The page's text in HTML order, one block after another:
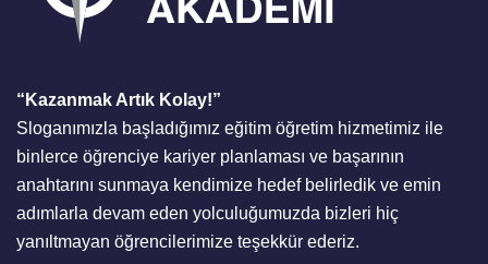
“Kazanmak Artık Kolay!”
Sloganımızla başladığımız eğitim öğretim hizmetimiz ile
binlerce öğrenciye kariyer planlaması ve başarının
anahtarını sunmaya kendimize hedef belirledik ve emin
adımlarla devam eden yolculuğumuzda bizleri hiç
yanıltmayan öğrencilerimize teşekkür ederiz.